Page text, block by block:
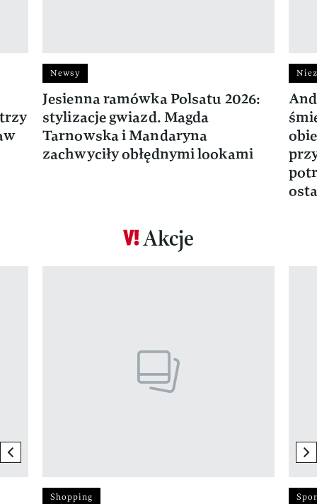
Newsy
Jesienna ramówka Polsatu 2026:
stylizacje gwiazd. Magda
Tarnowska i Mandaryna
zachwyciły obłędnymi lookami
Akcje
previous element
Shopping